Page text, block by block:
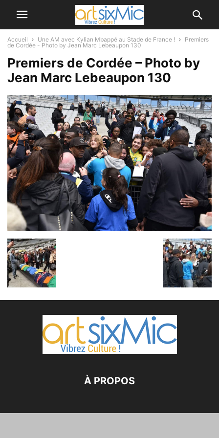
Accueil Une AM avec Kylian Mbappé au Stade de France !
Premiers
de Cordée - Photo by Jean Marc Lebeaupon 130
Premiers de Cordée – Photo by
Jean Marc Lebeaupon 130
À PROPOS